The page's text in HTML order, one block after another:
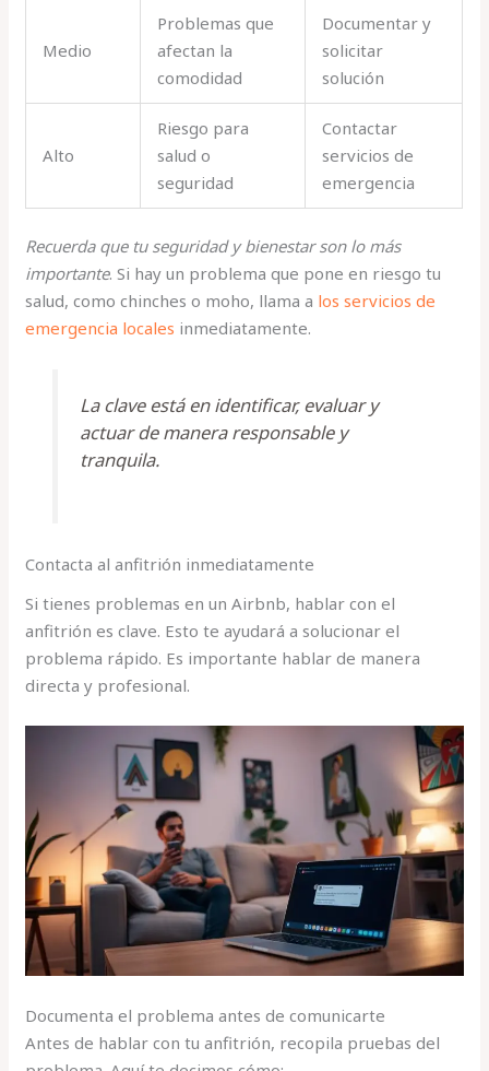
Medio
Problemas que
afectan la
comodidad
Documentar y
solicitar
solución
Alto
Riesgo para
salud o
seguridad
Contactar
servicios de
emergencia
Recuerda que tu seguridad y bienestar son lo más
importante. Si hay un problema que pone en riesgo tu
salud, como chinches o moho, llama a los servicios de
emergencia locales inmediatamente.
La clave está en identificar, evaluar y
actuar de manera responsable y
tranquila.
Contacta al anfitrión inmediatamente
Si tienes problemas en un Airbnb, hablar con el
anfitrión es clave. Esto te ayudará a solucionar el
problema rápido. Es importante hablar de manera
directa y profesional.
Documenta el problema antes de comunicarte
Antes de hablar con tu anfitrión, recopila pruebas del